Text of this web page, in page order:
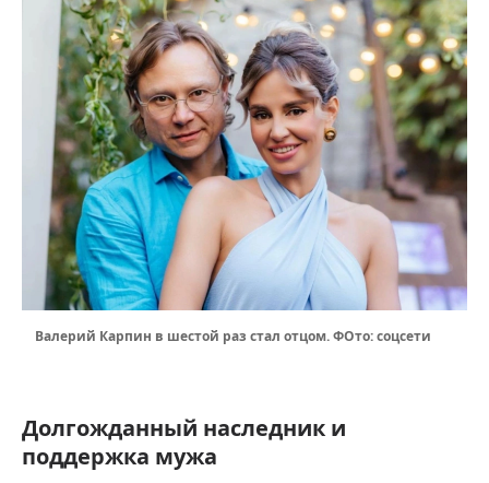
Валерий Карпин в шестой раз стал отцом. ФОто: соцсети
Долгожданный наследник и
поддержка мужа